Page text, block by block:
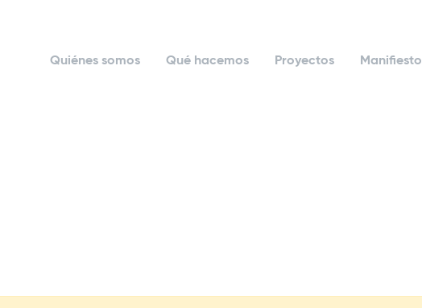
Quiénes somos Qué hacemos Proyectos Manifiesto